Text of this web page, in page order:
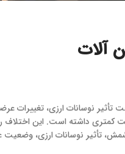
آلات
تأثیر نوسانات ارزی،
داشته است. این اختلاف
تأثیر نوسانات ارزی،